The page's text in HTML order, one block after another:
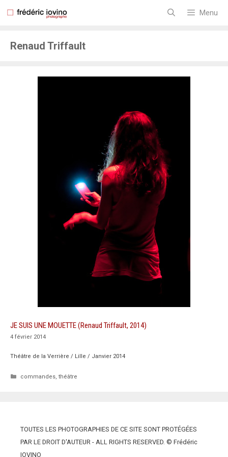
Menu
Renaud Triffault
JE SUIS UNE MOUETTE (Renaud Triffault, 2014)
4 février 2014
Théâtre de la Verrière / Lille / Janvier 2014
Catégories
commandes, théâtre
TOUTES LES PHOTOGRAPHIES DE CE SITE SONT PROTÉGÉES
PAR LE DROIT D'AUTEUR - ALL RIGHTS RESERVED. © Frédéric
IOVINO